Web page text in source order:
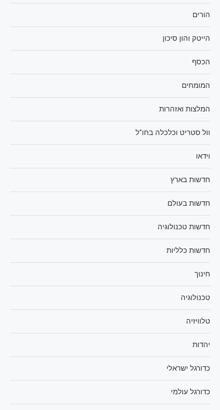
הורים
הייטק והון סיכון
הכסף
המומחים
המלצות ואזהרות
וול סטריט וכלכלה בחו"ל
וידאו
חדשות בארץ
חדשות בעולם
חדשות טכנולוגיה
חדשות כלליות
חינוך
טכנולוגיה
טלוויזיה
יהדות
כדורגל ישראלי
כדורגל עולמי